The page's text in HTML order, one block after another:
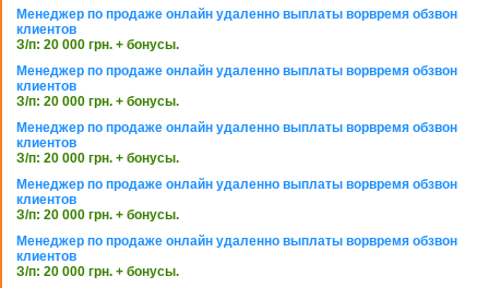
Менеджер по продаже онлайн удаленно выплаты ворвремя обзвон
клиентов
З/п: 20 000 грн. + бонусы.
Менеджер по продаже онлайн удаленно выплаты ворвремя обзвон
клиентов
З/п: 20 000 грн. + бонусы.
Менеджер по продаже онлайн удаленно выплаты ворвремя обзвон
клиентов
З/п: 20 000 грн. + бонусы.
Менеджер по продаже онлайн удаленно выплаты ворвремя обзвон
клиентов
З/п: 20 000 грн. + бонусы.
Менеджер по продаже онлайн удаленно выплаты ворвремя обзвон
клиентов
З/п: 20 000 грн. + бонусы.